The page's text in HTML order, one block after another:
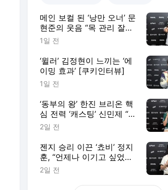
메인 보컬 된 ‘낭만 오너’ 문
현준의 웃음 “목 관리 잘해
야죠” [쿠키인터뷰]
1일 전
‘윌러’ 김정현이 느끼는 ‘에
이밍 효과’ [쿠키인터뷰]
1일 전
‘동부의 왕’ 한진 브리온 핵
심 전력 ‘캐스팅’ 신민제 “팬
들에게 좋은 경기력으로 보
2일 전
젠지 승리 이끈 ‘쵸비’ 정지
훈, “언제나 이기고 싶었다”
[쿠키인터뷰]
2일 전